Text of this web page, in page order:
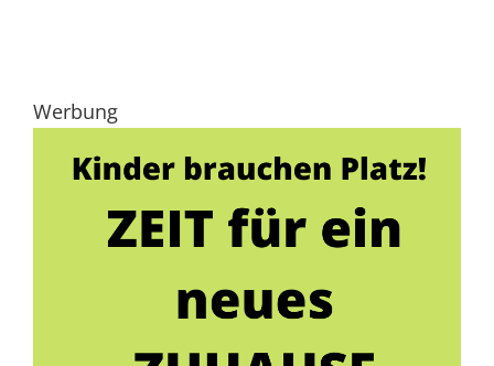
Werbung